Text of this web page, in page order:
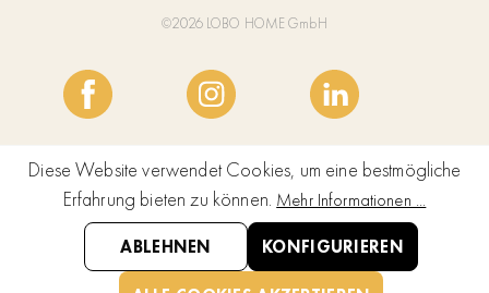
©2026 LOBO HOME GmbH
Diese Website verwendet Cookies, um eine bestmögliche
Erfahrung bieten zu können. Mehr Informationen ...
ABLEHNEN KONFIGURIEREN